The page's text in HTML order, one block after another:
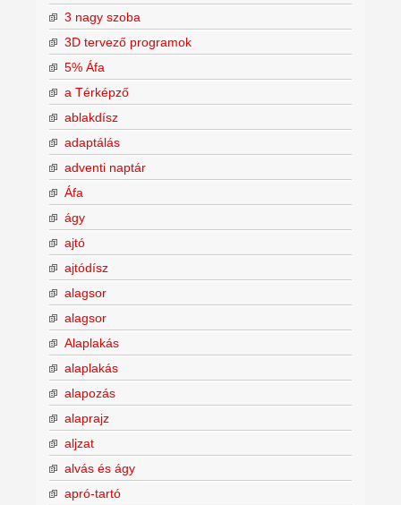
3 nagy szoba
3D tervező programok
5% Áfa
a Térképző
ablakdísz
adaptálás
adventi naptár
Áfa
ágy
ajtó
ajtódísz
alagsor
alagsor
Alaplakás
alaplakás
alapozás
alaprajz
aljzat
alvás és ágy
apró-tartó